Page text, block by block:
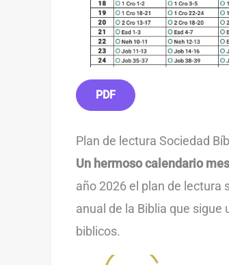
PDF
Plan de lectura Sociedad
Un hermoso calendario
año 2026 el plan de lectura
anual de la Biblia que
biblicos.